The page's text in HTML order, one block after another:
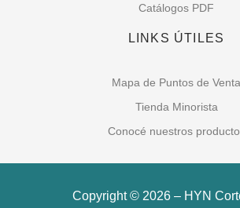
Catálogos PDF
LINKS ÚTILES
Mapa de Puntos de Venta
Tienda Minorista
Conocé nuestros
Copyright © 2026 – HYN